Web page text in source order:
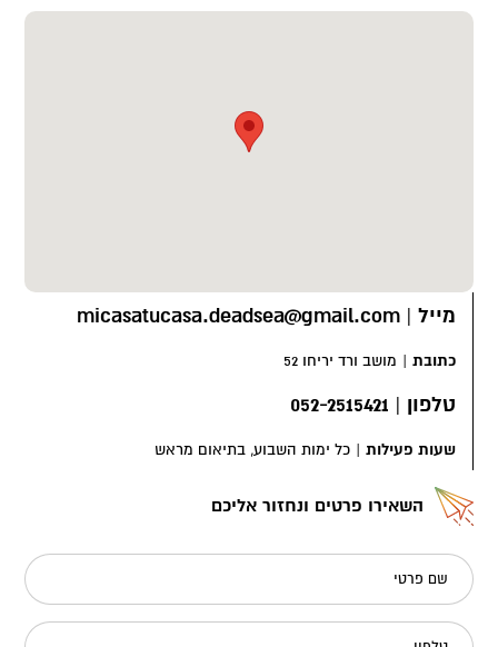
מייל |
micasatucasa.deadsea@gmail.com
כתובת | מושב ורד יריחו 52
טלפון |
052-2515421
שעות פעילות | כל ימות השבוע, בתיאום מראש
השאירו פרטים ונחזור אליכם
שם פרטי